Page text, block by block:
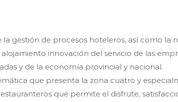
gestión de procesos hoteleros, así como la
innovación del servicio de las
y de la economía provincial y nacional.
que presenta la zona cuatro y
que permite el disfrute,